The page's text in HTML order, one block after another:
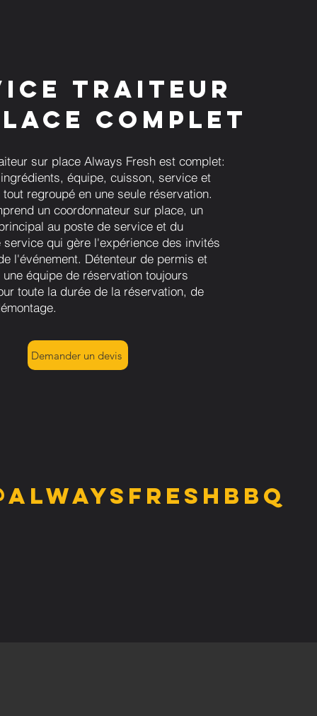
traiteur
complet
sur place Always Fresh est complet:
équipe, cuisson, service et
regroupé en une seule réservation.
un coordonnateur sur place, un
au poste de service et du
service qui gère l'expérience des invités
l'événement. Détenteur de permis et
équipe de réservation toujours
toute la durée de la réservation, de
Demander un devis